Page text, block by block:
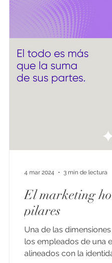
El marketing
pilares
Una de las
los empleados de una
alineados con la
4 mar 2024 3 min de lectura